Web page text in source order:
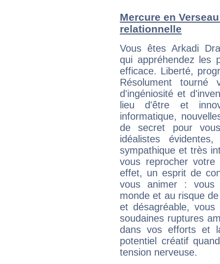
Mercure en
relationnelle
Vous êtes Arkadi
qui appréhendez les
efficace. Liberté,
Résolument tourné
d'ingéniosité et
lieu d'être et
informatique,
de secret pour
idéalistes
sympathique et très
vous reprocher
effet, un esprit de
vous animer : vous
monde et au risque
et désagréable,
soudaines ruptures
dans vos efforts et
potentiel créatif
tension nerveuse.